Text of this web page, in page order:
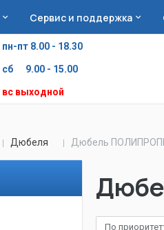
Сервис и поддержка
пн-пт 8.00 - 18.30
сб 9.00 - 15.00
вс выходной
Дюбеля Дюбель
По